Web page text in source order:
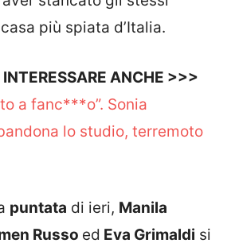
più spiata d’Italia.
ANCHE >>>
a fanc***o”. Sonia
lo studio, terremoto
puntata di ieri, Manila
Russo ed Eva Grimaldi si